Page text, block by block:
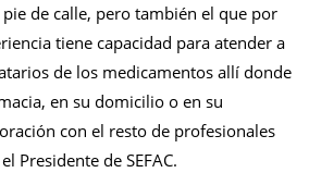
pie de calle, pero también el que por
tiene capacidad para atender a
de los medicamentos allí donde
en su domicilio o en su
con el resto de profesionales
Presidente de SEFAC.